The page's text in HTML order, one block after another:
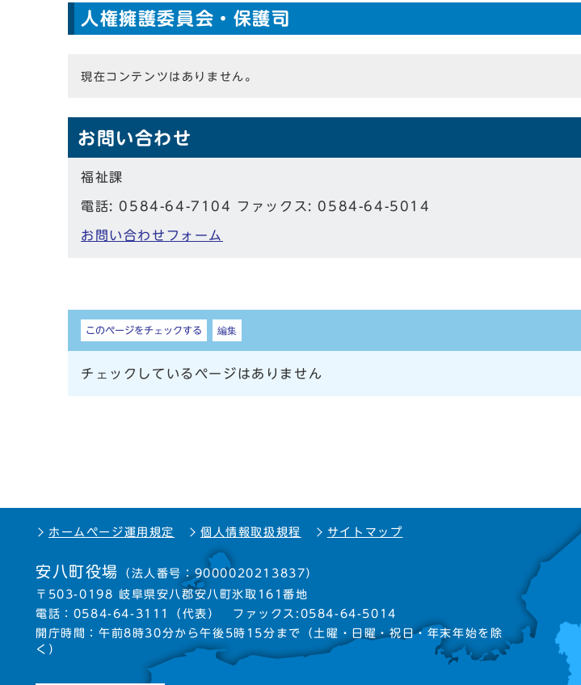
人権擁護委員会・保護司
現在コンテンツはありません。
お問い合わせ
福祉課
電話: 0584-64-7104 ファックス: 0584-64-5014
お問い合わせフォーム
しおり
このページをチェックする 編集
チェックしているページはありません
ホームページ運用規定 個人情報取扱規程 サイトマップ
安八町役場 （法人番号：9000020213837）
〒503-0198 岐阜県安八郡安八町氷取161番地
電話： 0584-64-3111 （代表） ファックス:0584-64-5014
開庁時間：午前8時30分から午後5時15分まで
（土曜・日曜・祝日・年末年始を除
く）